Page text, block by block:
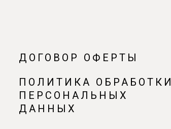
ДОГОВОР ОФЕРТЫ
ПОЛИТИКА ОБРАБОТКИ
ПЕРСОНАЛЬНЫХ
ДАННЫХ